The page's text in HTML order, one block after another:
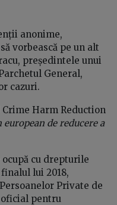
anonime,
vorbească pe un alt
președintele unui
General,
cazuri.
Harm Reduction
de reducere a
cu drepturile
lui 2018,
Private de
pentru